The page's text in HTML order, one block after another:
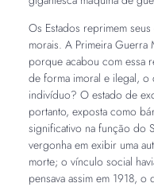
Os Estados reprimem
morais. A Primeira Guerra
porque acabou com essa
de forma imoral e ilegal,
indivíduo? O estado de
portanto, exposta como
significativo na função do
vergonha em exibir uma
morte; o vínculo social
pensava assim em 1918,